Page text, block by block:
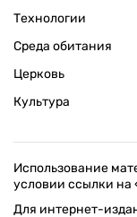
Технологии
Среда обитания
Церковь
Культура
Использование
условии ссылки на
Для интернет-